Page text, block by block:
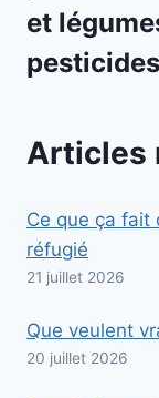
et
pesticides
Articles
Ce que ça fait
réfugié
21 juillet 2026
Que veulent
20 juillet 2026